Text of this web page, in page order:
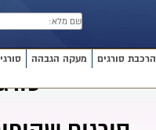
הרכבת סורגים מעקה הגבהה